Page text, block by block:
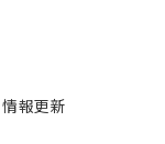
報更新